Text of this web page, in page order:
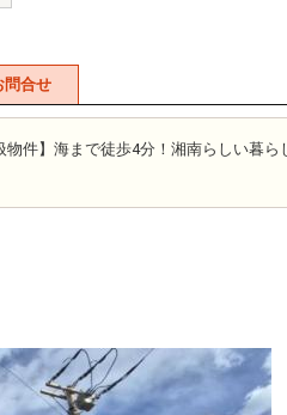
問合せ
物件】海まで徒歩4分！湘南らしい暮ら